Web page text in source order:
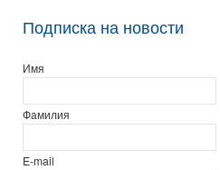
Подписка на новости
Имя
Фамилия
E-mail